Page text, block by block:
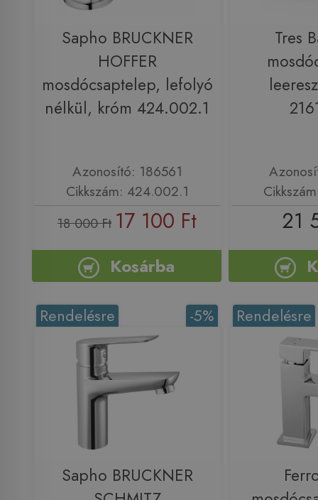
Sapho BRUCKNER
HOFFER
mosdócsaptelep, lefolyó
nélkül, króm 424.002.1
Azonosító: 186561
Cikkszám: 424.002.1
18 000 Ft 17 100 Ft
Kosárba
Tres
21
-5%
Rendelésre
Sapho BRUCKNER
Rendelésre